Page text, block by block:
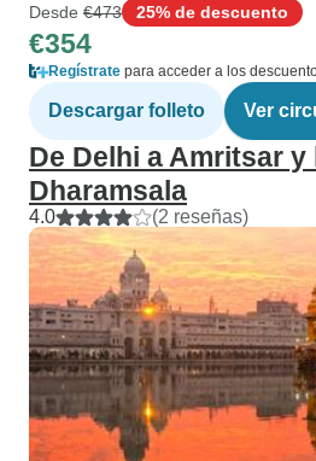
Desde €473 25% de descuento
€354
Regístrate para acceder a los
Descargar folleto Ver
De Delhi a Amritsar
Dharamsala
4.0 (2 reseñas)